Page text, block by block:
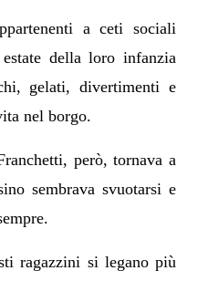
a ceti sociali
della loro infanzia
gelati, divertimenti e
nel borgo.
però, tornava a
sembrava svuotarsi e
ragazzini si legano più